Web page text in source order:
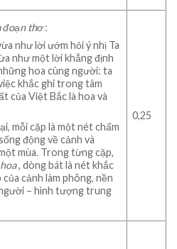
đoạn thơ:
như lời ướm hỏi ý nhị Ta
như một lời khẳng định
hoa cùng người: ta
khắc ghi trong tâm
của Việt Bắc là hoa và
mỗi cặp là một nét chấm
động về cảnh và
mùa. Trong từng cặp,
hoa, dòng bát là nét khắc
của cảnh làm phông, nền
– hình tượng trung
0,25